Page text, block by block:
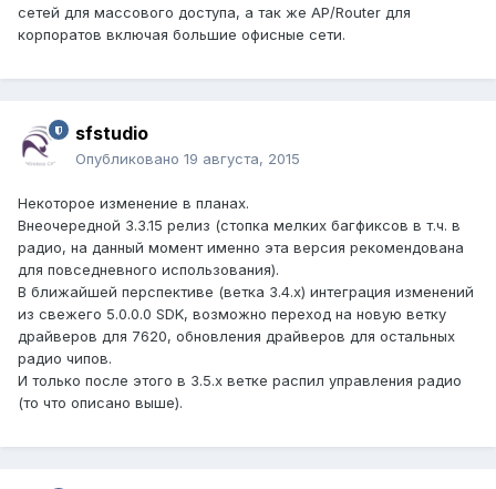
сетей для массового доступа, а так же AP/Router для
корпоратов включая большие офисные сети.
sfstudio
Опубликовано 19 августа, 2015
Некоторое изменение в планах.
Внеочередной 3.3.15 релиз (стопка мелких багфиксов в т.ч. в
радио, на данный момент именно эта версия рекомендована
для повседневного использования).
В ближайшей перспективе (ветка 3.4.х) интеграция изменений
из свежего 5.0.0.0 SDK, возможно переход на новую ветку
драйверов для 7620, обновления драйверов для остальных
радио чипов.
И только после этого в 3.5.х ветке распил управления радио
(то что описано выше).